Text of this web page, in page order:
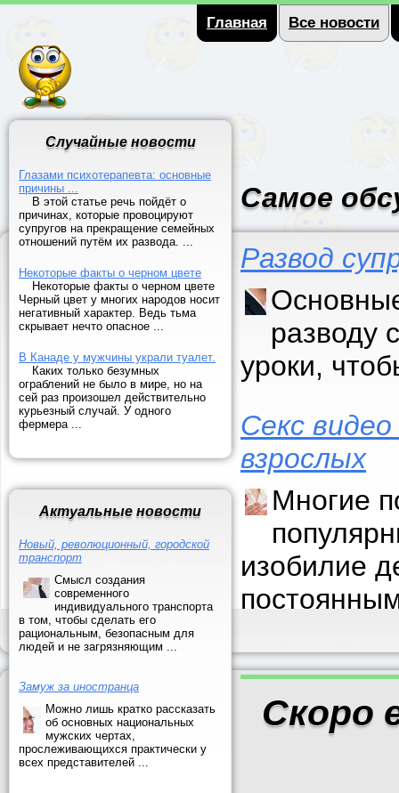
Главная Все новости
Случайные новости
Глазами психотерапевта: основные
причины ...
В этой статье речь пойдёт о
причинах, которые провоцируют
супругов на прекращение семейных
отношений путём их развода. ...
Некоторые факты о черном цвете
Некоторые факты о черном цвете
Черный цвет у многих народов носит
негативный характер. Ведь тьма
скрывает нечто опасное ...
В Канаде у мужчины украли туалет.
Каких только безумных
ограблений не было в мире, но на
сей раз произошел действительно
курьезный случай. У одного
фермера ...
Актуальные новости
Новый, революционный, городской
транспорт
Смысл создания
современного
индивидуального транспорта
в том, чтобы сделать его
рациональным, безопасным для
людей и не загрязняющим ...
Замуж за иностранца
Можно лишь кратко рассказать
об основных национальных
мужских чертах,
прослеживающихся практически у
всех представителей ...
Самое
Развод
разводу
уроки,
Секс
взрослых
Многие
изобилие
Скоро